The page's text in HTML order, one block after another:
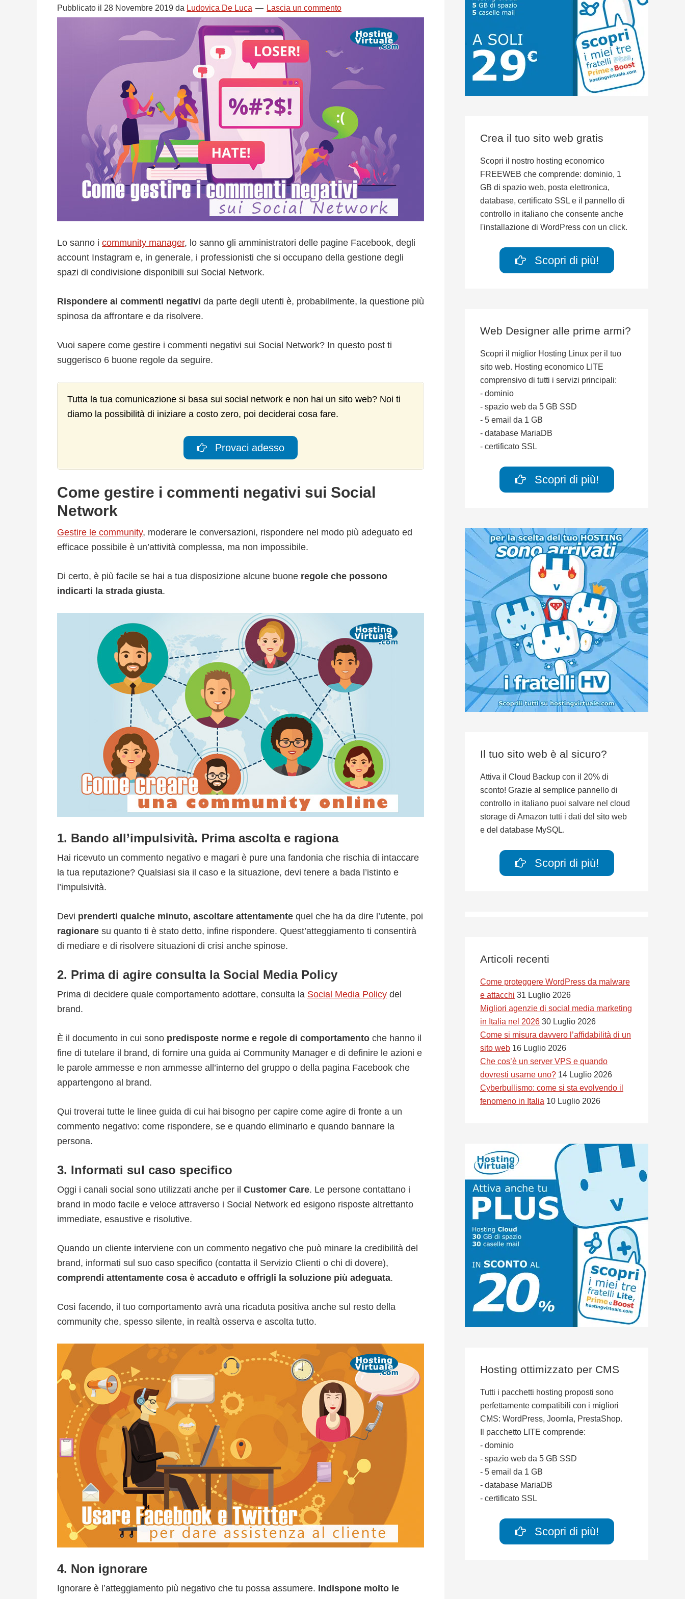
Pubblicato il 28 Novembre 2019 da Ludovica De Luca Lascia un commento
Lo sanno i community manager, lo sanno gli amministratori delle pagine Facebook, degli
account Instagram e, in generale, i professionisti che si occupano della gestione degli
spazi di condivisione disponibili sui Social Network.
Rispondere ai commenti negativi da parte degli utenti è, probabilmente, la questione più
spinosa da affrontare e da risolvere.
Vuoi sapere come gestire i commenti negativi sui Social Network? In questo post ti
suggerisco 6 buone regole da seguire.
Tutta la tua comunicazione si basa sui social network e non hai un sito web? Noi ti
diamo la possibilità di iniziare a costo zero, poi deciderai cosa fare.
Provaci adesso
Come gestire i commenti negativi sui Social
Network
Gestire le community, moderare le conversazioni, rispondere nel modo più adeguato ed
efficace possibile è un’attività complessa, ma non impossibile.
Di certo, è più facile se hai a tua disposizione alcune buone regole che possono
indicarti la strada giusta.
1. Bando all’impulsività. Prima ascolta e ragiona
Hai ricevuto un commento negativo e magari è pure una fandonia che rischia di intaccare
la tua reputazione? Qualsiasi sia il caso e la situazione, devi tenere a bada l’istinto e
l’impulsività.
Devi prenderti qualche minuto, ascoltare attentamente quel che ha da dire l’utente, poi
ragionare su quanto ti è stato detto, infine rispondere. Quest’atteggiamento ti consentirà
di mediare e di risolvere situazioni di crisi anche spinose.
2. Prima di agire consulta la Social Media Policy
Prima di decidere quale comportamento adottare, consulta la Social Media Policy del
brand.
È il documento in cui sono predisposte norme e regole di comportamento che hanno il
fine di tutelare il brand, di fornire una guida ai Community Manager e di definire le azioni e
le parole ammesse e non ammesse all’interno del gruppo o della pagina Facebook che
appartengono al brand.
Qui troverai tutte le linee guida di cui hai bisogno per capire come agire di fronte a un
commento negativo: come rispondere, se e quando eliminarlo e quando bannare la
persona.
3. Informati sul caso specifico
Oggi i canali social sono utilizzati anche per il Customer Care. Le persone contattano i
brand in modo facile e veloce attraverso i Social Network ed esigono risposte altrettanto
immediate, esaustive e risolutive.
Quando un cliente interviene con un commento negativo che può minare la credibilità del
brand, informati sul suo caso specifico (contatta il Servizio Clienti o chi di dovere),
comprendi attentamente cosa è accaduto e offrigli la soluzione più adeguata.
Così facendo, il tuo comportamento avrà una ricaduta positiva anche sul resto della
community che, spesso silente, in realtà osserva e ascolta tutto.
4. Non ignorare
Ignorare è l’atteggiamento più negativo che tu possa assumere. Indispone molto le
Crea il tuo sito web gratis
Scopri il nostro hosting economico
FREEWEB che comprende: dominio, 1
GB di spazio web, posta elettronica,
database, certificato SSL e il pannello di
controllo in italiano che consente anche
l'installazione di WordPress con un click.
Scopri di più!
Web Designer alle prime armi?
Scopri il miglior Hosting Linux per il tuo
sito web. Hosting economico LITE
comprensivo di tutti i servizi principali:
- dominio
- spazio web da 5 GB SSD
- 5 email da 1 GB
- database MariaDB
- certificato SSL
Scopri di più!
Il tuo sito web è al sicuro?
Attiva il Cloud Backup con il 20% di
sconto! Grazie al semplice pannello di
controllo in italiano puoi salvare nel cloud
storage di Amazon tutti i dati del sito web
e del database MySQL.
Scopri di più!
Articoli recenti
Come proteggere WordPress da malware
e attacchi 31 Luglio 2026
Migliori agenzie di social media marketing
in Italia nel 2026 30 Luglio 2026
Come si misura davvero l’affidabilità di un
sito web 16 Luglio 2026
Che cos’è un server VPS e quando
dovresti usarne uno? 14 Luglio 2026
Cyberbullismo: come si sta evolvendo il
fenomeno in Italia 10 Luglio 2026
Hosting ottimizzato per CMS
Tutti i pacchetti hosting proposti sono
perfettamente compatibili con i migliori
CMS: WordPress, Joomla, PrestaShop.
Il pacchetto LITE comprende:
- dominio
- spazio web da 5 GB SSD
- 5 email da 1 GB
- database MariaDB
- certificato SSL
Scopri di più!